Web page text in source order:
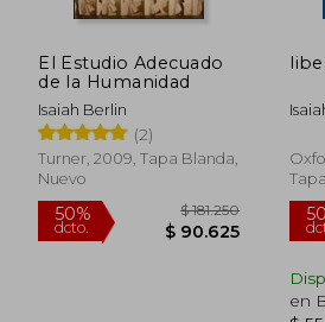
El Estudio Adecuado
de la Humanidad
Isaiah Berlin
(2)
Turner, 2009, Tapa Blanda,
Nuevo
en